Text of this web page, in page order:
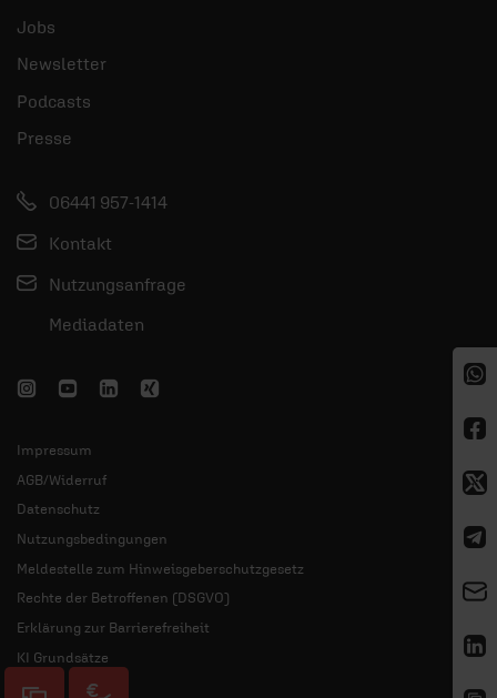
Jobs
Newsletter
Podcasts
Presse
06441 957-1414
Kontakt
Nutzungsanfrage
Mediadaten
Impressum
AGB/Widerruf
Datenschutz
Nutzungsbedingungen
Meldestelle zum Hinweisgeberschutzgesetz
Rechte der Betroffenen (DSGVO)
Erklärung zur Barrierefreiheit
KI Grundsätze